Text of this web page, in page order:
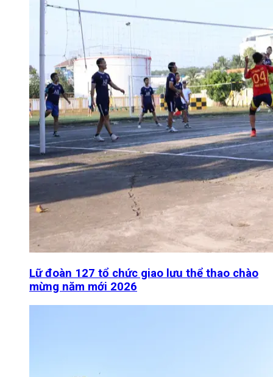
Lữ đoàn 127 tổ chức giao lưu thể thao chào
mừng năm mới 2026